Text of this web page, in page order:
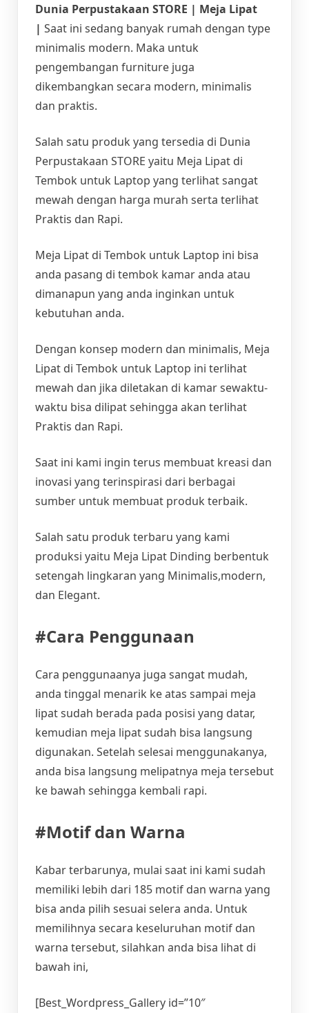
Dunia Perpustakaan STORE | Meja Lipat
| Saat ini sedang banyak rumah dengan type
minimalis modern. Maka untuk
pengembangan furniture juga
dikembangkan secara modern, minimalis
dan praktis.
Salah satu produk yang tersedia di Dunia
Perpustakaan STORE yaitu Meja Lipat di
Tembok untuk Laptop yang terlihat sangat
mewah dengan harga murah serta terlihat
Praktis dan Rapi.
Meja Lipat di Tembok untuk Laptop ini bisa
anda pasang di tembok kamar anda atau
dimanapun yang anda inginkan untuk
kebutuhan anda.
Dengan konsep modern dan minimalis, Meja
Lipat di Tembok untuk Laptop ini terlihat
mewah dan jika diletakan di kamar sewaktu-
waktu bisa dilipat sehingga akan terlihat
Praktis dan Rapi.
Saat ini kami ingin terus membuat kreasi dan
inovasi yang terinspirasi dari berbagai
sumber untuk membuat produk terbaik.
Salah satu produk terbaru yang kami
produksi yaitu Meja Lipat Dinding berbentuk
setengah lingkaran yang Minimalis,modern,
dan Elegant.
#Cara Penggunaan
Cara penggunaanya juga sangat mudah,
anda tinggal menarik ke atas sampai meja
lipat sudah berada pada posisi yang datar,
kemudian meja lipat sudah bisa langsung
digunakan. Setelah selesai menggunakanya,
anda bisa langsung melipatnya meja tersebut
ke bawah sehingga kembali rapi.
#Motif dan Warna
Kabar terbarunya, mulai saat ini kami sudah
memiliki lebih dari 185 motif dan warna yang
bisa anda pilih sesuai selera anda. Untuk
memilihnya secara keseluruhan motif dan
warna tersebut, silahkan anda bisa lihat di
bawah ini,
[Best_Wordpress_Gallery id=”10″